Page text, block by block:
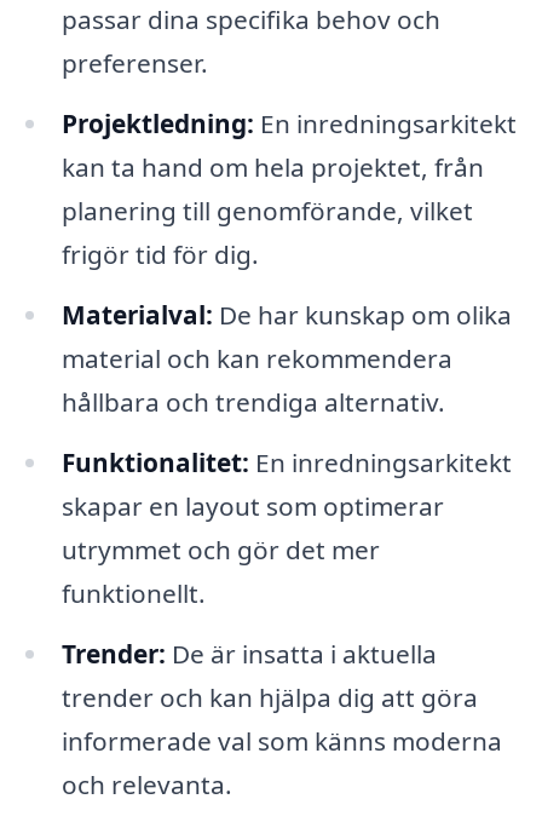
passar dina specifika behov och
preferenser.
Projektledning: En inredningsarkitekt
kan ta hand om hela projektet, från
planering till genomförande, vilket
frigör tid för dig.
Materialval: De har kunskap om olika
material och kan rekommendera
hållbara och trendiga alternativ.
Funktionalitet: En inredningsarkitekt
skapar en layout som optimerar
utrymmet och gör det mer
funktionellt.
Trender: De är insatta i aktuella
trender och kan hjälpa dig att göra
informerade val som känns moderna
och relevanta.